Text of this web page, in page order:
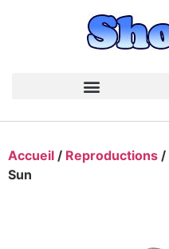
Accueil / Reproductions /
Sun